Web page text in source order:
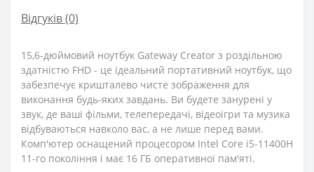
Відгуків (0)
15,6-дюймовий ноутбук Gateway Creator з роздільною
здатністю FHD - це ідеальний портативний ноутбук, що
забезпечує кришталево чисте зображення для
виконання будь-яких завдань. Ви будете занурені у
звук, де ваші фільми, телепередачі, відеоігри та музика
відбуваються навколо вас, а не лише перед вами.
Комп'ютер оснащений процесором Intel Core i5-11400H
11-го покоління і має 16 ГБ оперативної пам'яті.